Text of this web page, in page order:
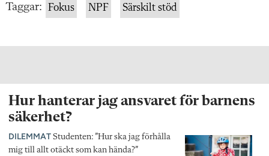
Taggar: Fokus NPF Särskilt stöd
Hur hanterar jag ansvaret för barnens
säkerhet?
DILEMMAT Studenten: ”Hur ska jag förhålla
mig till allt otäckt som kan hända?”